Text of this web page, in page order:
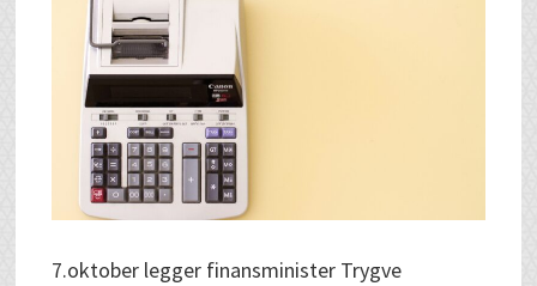
7.oktober legger finansminister Trygve